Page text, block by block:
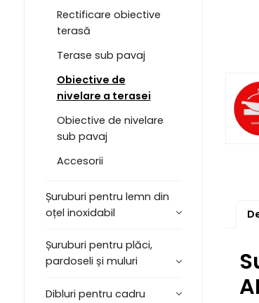
Rectificare obiective
terasă
Terase sub pavaj
Obiective de
nivelare a terasei
Obiective de nivelare
sub pavaj
Accesorii
Șuruburi pentru lemn din
oțel inoxidabil
Șuruburi pentru plăci,
pardoseli și muluri
Dibluri pentru cadru